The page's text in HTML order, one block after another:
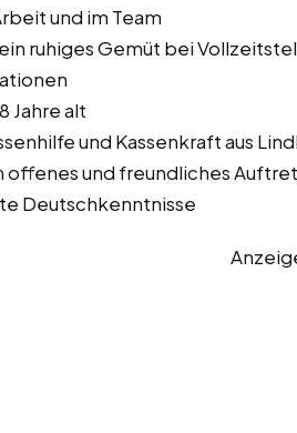
und im Team
ruhiges Gemüt bei
Jahre alt
und Kassenkraft aus
offenes und freundliches
Deutschkenntnisse